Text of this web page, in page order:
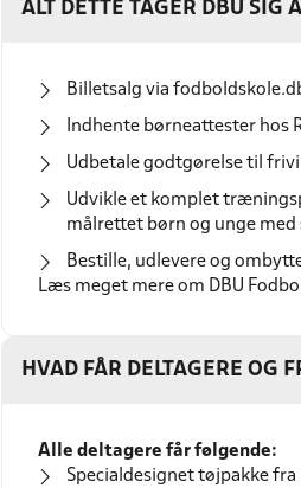
ALT DETTE TAGER DBU SIG
Billetsalg via
Indhente børneattester hos
Udbetale godtgørelse til
Udvikle et komplet
målrettet børn og unge
Bestille, udlevere og
Læs meget mere om DBU
HVAD FÅR DELTAGERE OG
Alle deltagere får følgende:
Specialdesignet tøjpakke fra